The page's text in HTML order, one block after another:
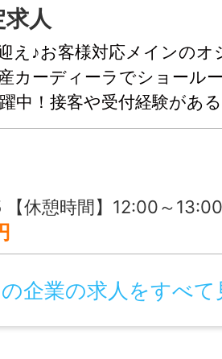
人
え♪お客様対応メインのオ
カーディーラでショール
中！接客や受付経験があ
業時間】５～10ｈ程度 ＼残業は基本ないので、定時で帰宅も出来ます！自分の時
企業の求人をすべて